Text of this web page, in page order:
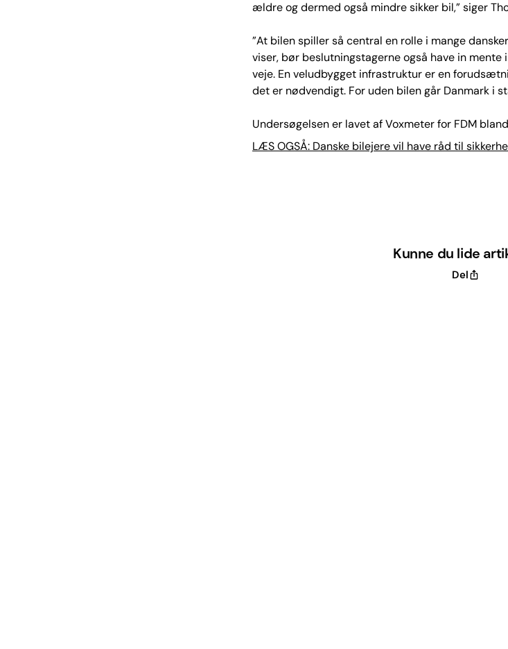
ældre og dermed også mindre sikker bil,” siger
”At bilen spiller så central en rolle i mange
viser, bør beslutningstagerne også have in
veje. En veludbygget infrastruktur er en
det er nødvendigt. For uden bilen går Danmark i
Undersøgelsen er lavet af Voxmeter for FDM
LÆS OGSÅ: Danske bilejere vil have råd til
Kunne du lide
Del